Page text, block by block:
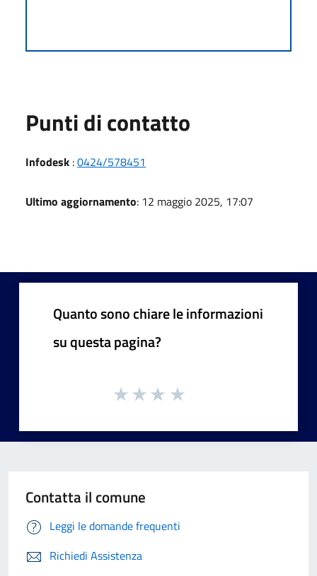
Punti di contatto
Infodesk :0424/578451
Ultimo aggiornamento: 12 maggio 2025, 17:07
Quanto sono chiare le informazioni
su questa pagina?
Contatta il comune
Leggi le domande frequenti
Richiedi Assistenza